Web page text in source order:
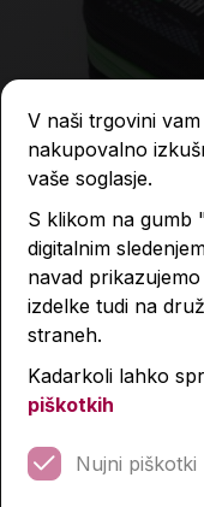
Polna peresnica s
29,99 €
V naši trgovini
nakupovalno
vaše soglasje.
S klikom na gumb
digitalnim
navad
izdelke tudi na
straneh.
Kadarkoli lahko
piškotkih
Nujni piškotki